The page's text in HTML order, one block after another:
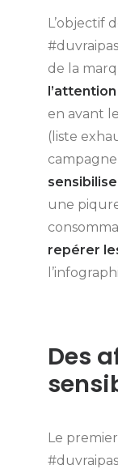
L’objectif
de la
en avant
(liste
campagne
une
repérer
Des
Le